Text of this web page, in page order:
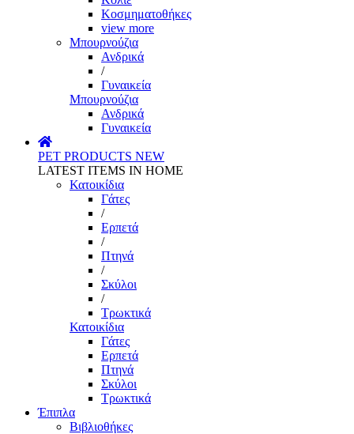
Κοσμηματοθήκες
view more
Μπουρνούζια
Ανδρικά
/
Γυναικεία
Μπουρνούζια
Ανδρικά
Γυναικεία
PET PRODUCTS NEW
LATEST ITEMS IN HOME
Κατοικίδια
Γάτες
/
Ερπετά
/
Πτηνά
/
Σκύλοι
/
Τρωκτικά
Κατοικίδια
Γάτες
Ερπετά
Πτηνά
Σκύλοι
Τρωκτικά
Έπιπλα
Βιβλιοθήκες